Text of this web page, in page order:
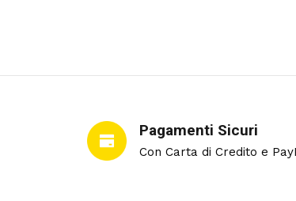
Pagamenti Sicuri
Con Carta di Credito e